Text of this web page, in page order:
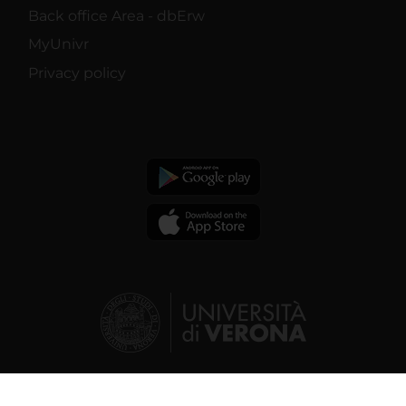
Back office Area - dbErw
MyUnivr
Privacy policy